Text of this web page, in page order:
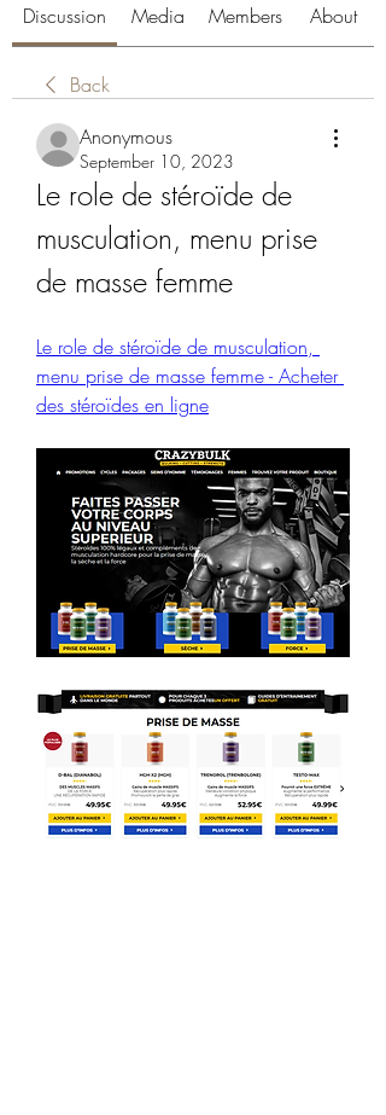
Discussion Media Members About
Back
Anonymous
September 10, 2023
Le role de stéroïde de
musculation, menu prise
de masse femme
Le role de stéroïde de musculation,
menu prise de masse femme - Acheter
des stéroïdes en ligne